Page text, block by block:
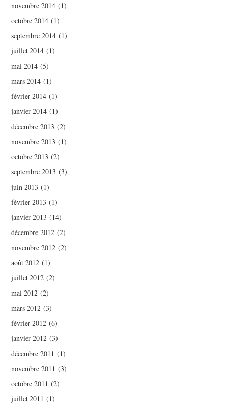
novembre 2014 (1)
octobre 2014 (1)
septembre 2014 (1)
juillet 2014 (1)
mai 2014 (5)
mars 2014 (1)
février 2014 (1)
janvier 2014 (1)
décembre 2013 (2)
novembre 2013 (1)
octobre 2013 (2)
septembre 2013 (3)
juin 2013 (1)
février 2013 (1)
janvier 2013 (14)
décembre 2012 (2)
novembre 2012 (2)
août 2012 (1)
juillet 2012 (2)
mai 2012 (2)
mars 2012 (3)
février 2012 (6)
janvier 2012 (3)
décembre 2011 (1)
novembre 2011 (3)
octobre 2011 (2)
juillet 2011 (1)